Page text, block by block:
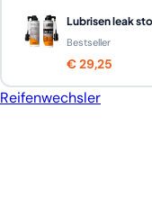
Lubrisen leak
Bestseller
€ 29,25
Reifenwechsler